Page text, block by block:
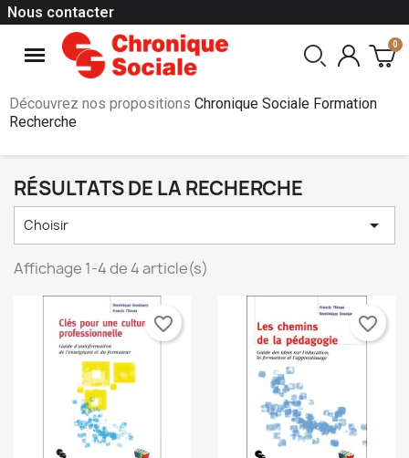
Nous contacter
Découvrez nos propositions Chronique Sociale Formation
Recherche
RÉSULTATS DE LA RECHERCHE
Choisir 
Affichage 1-4 de 4 article(s)
favorite_border favorite_border